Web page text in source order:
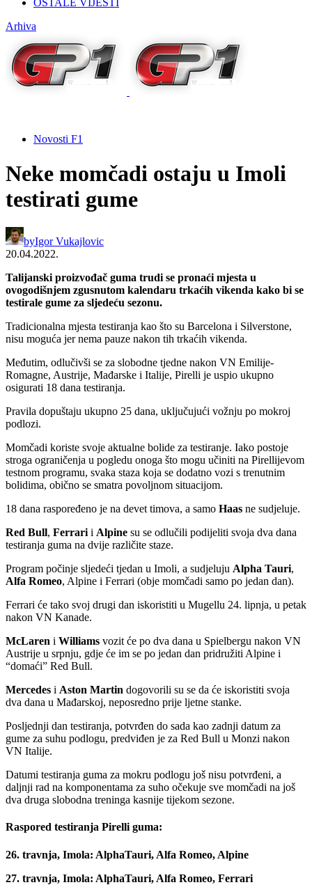
OSTALE VIJESTI
Arhiva
Novosti F1
Neke momčadi ostaju u Imoli
testirati gume
byIgor Vukajlovic
20.04.2022.
Talijanski proizvođač guma trudi se pronaći mjesta u
ovogodišnjem zgusnutom kalendaru trkaćih vikenda kako bi se
testirale gume za sljedeću sezonu.
Tradicionalna mjesta testiranja kao što su Barcelona i Silverstone,
nisu moguća jer nema pauze nakon tih trkaćih vikenda.
Međutim, odlučivši se za slobodne tjedne nakon VN Emilije-
Romagne, Austrije, Mađarske i Italije, Pirelli je uspio ukupno
osigurati 18 dana testiranja.
Pravila dopuštaju ukupno 25 dana, uključujući vožnju po mokroj
podlozi.
Momčadi koriste svoje aktualne bolide za testiranje. Iako postoje
stroga ograničenja u pogledu onoga što mogu učiniti na Pirellijevom
testnom programu, svaka staza koja se dodatno vozi s trenutnim
bolidima, obično se smatra povoljnom situacijom.
18 dana raspoređeno je na devet timova, a samo Haas ne sudjeluje.
Red Bull, Ferrari i Alpine su se odlučili podijeliti svoja dva dana
testiranja guma na dvije različite staze.
Program počinje sljedeći tjedan u Imoli, a sudjeluju Alpha Tauri,
Alfa Romeo, Alpine i Ferrari (obje momčadi samo po jedan dan).
Ferrari će tako svoj drugi dan iskoristiti u Mugellu 24. lipnja, u petak
nakon VN Kanade.
McLaren i Williams vozit će po dva dana u Spielbergu nakon VN
Austrije u srpnju, gdje će im se po jedan dan pridružiti Alpine i
“domaći” Red Bull.
Mercedes i Aston Martin dogovorili su se da će iskoristiti svoja
dva dana u Mađarskoj, neposredno prije ljetne stanke.
Posljednji dan testiranja, potvrđen do sada kao zadnji datum za
gume za suhu podlogu, predviđen je za Red Bull u Monzi nakon
VN Italije.
Datumi testiranja guma za mokru podlogu još nisu potvrđeni, a
daljnji rad na komponentama za suho očekuje sve momčadi na još
dva druga slobodna treninga kasnije tijekom sezone.
Raspored testiranja Pirelli guma:
26. travnja, Imola: AlphaTauri, Alfa Romeo, Alpine
27. travnja, Imola: AlphaTauri, Alfa Romeo, Ferrari